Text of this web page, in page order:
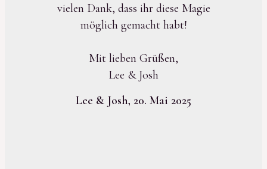
vielen Dank, dass ihr diese Magie
möglich gemacht habt!
Mit lieben Grüßen,
Lee & Josh
Lee & Josh, 20. Mai 2025